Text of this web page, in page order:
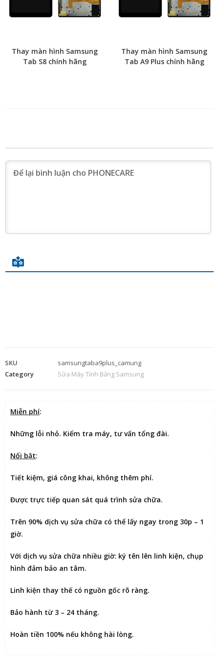
Thay màn hình Samsung
Tab S8 chính hãng
Thay màn hình Samsung
Tab A9 Plus chính hãng
SKU
samsungtaba9plus_camung
Category
Sửa Máy Tính Bảng Samsung
Miễn phí:
Những lỗi nhỏ. Kiểm tra máy, tư vấn tổng đài.
Nổi bật:
Tiết kiệm, giá công khai, không thêm phí.
Được trực tiếp quan sát quá trình sửa chữa.
Trên 90% dịch vụ sửa chữa có thể lấy ngay trong 30p – 1
giờ.
Với dịch vụ sửa chữa nhiều giờ: ký tên lên linh kiện, chụp
hình đảm bảo an tâm.
Linh kiện thay thế có nguồn gốc rõ ràng.
Bảo hành từ 3 – 24 tháng.
Hoàn tiền 100% nếu không hài lòng.